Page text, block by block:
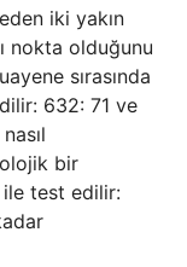
iki yakın
nokta olduğunu
sırasında
632: 71 ve
bir
ile test edilir: